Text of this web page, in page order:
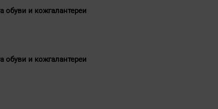
обуви и кожгалантереи
обуви и кожгалантереи